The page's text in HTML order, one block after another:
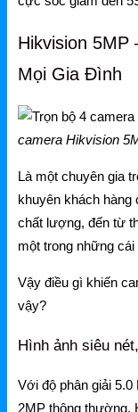
Phụ
Hikvision
Mọi Gia Đình
camera Hikvision
Là một chuyên gia
khuyên khách
chất lượng, đến từ
một trong những cái
Vậy điều gì khiến
vậy?
Hình ảnh siêu
Với độ phân giải
2MP thông thường,